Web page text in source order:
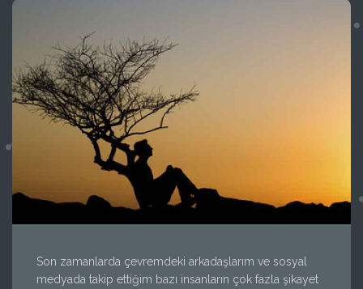
Son zamanlarda çevremdeki arkadaşlarım ve sosyal
medyada takip ettiğim bazı insanların çok fazla şikayet